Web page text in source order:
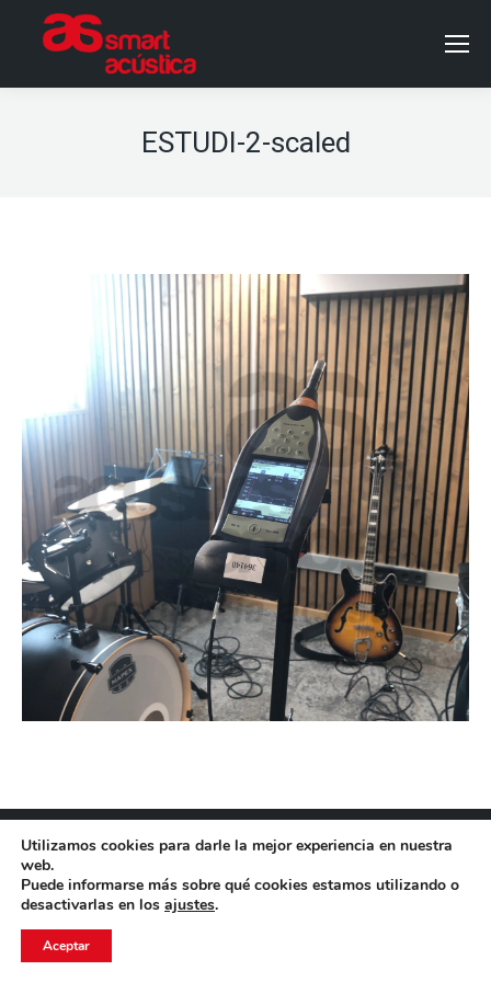
ESTUDI-2-scaled
Menú barra inferior - ES
Utilizamos cookies para darle la mejor experiencia en nuestra
web.
Puede informarse más sobre qué cookies estamos utilizando o
desactivarlas en los ajustes.
Aceptar